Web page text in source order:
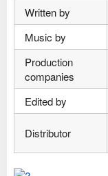
Written by
Music by
Production
companies
Edited by
Distributor